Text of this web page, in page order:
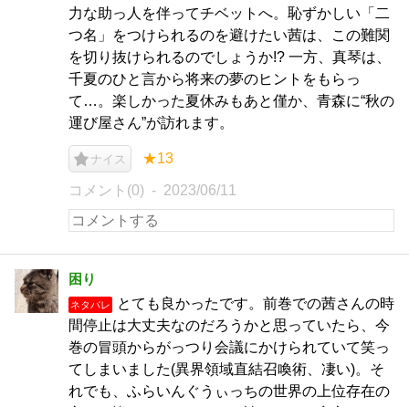
力な助っ人を伴ってチベットへ。恥ずかしい「二
つ名」をつけられるのを避けたい茜は、この難関
を切り抜けられるのでしょうか!? 一方、真琴は、
千夏のひと言から将来の夢のヒントをもらっ
て…。楽しかった夏休みもあと僅か、青森に“秋の
運び屋さん”が訪れます。
ナイス ★13
コメント(0) 2023/06/11
困り
ネタバレ
とても良かったです。前巻での茜さんの時
間停止は大丈夫なのだろうかと思っていたら、今
巻の冒頭からがっつり会議にかけられていて笑っ
てしまいました(異界領域直結召喚術、凄い)。そ
れでも、ふらいんぐうぃっちの世界の上位存在の